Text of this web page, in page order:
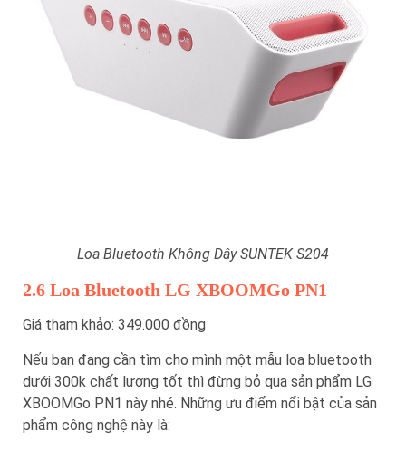
Loa Bluetooth Không Dây SUNTEK S204
2.6 Loa Bluetooth LG XBOOMGo PN1
Giá tham khảo: 349.000 đồng
Nếu bạn đang cần tìm cho mình một mẫu loa bluetooth
dưới 300k chất lượng tốt thì đừng bỏ qua sản phẩm LG
XBOOMGo PN1 này nhé. Những ưu điểm nổi bật của sản
phẩm công nghệ này là: